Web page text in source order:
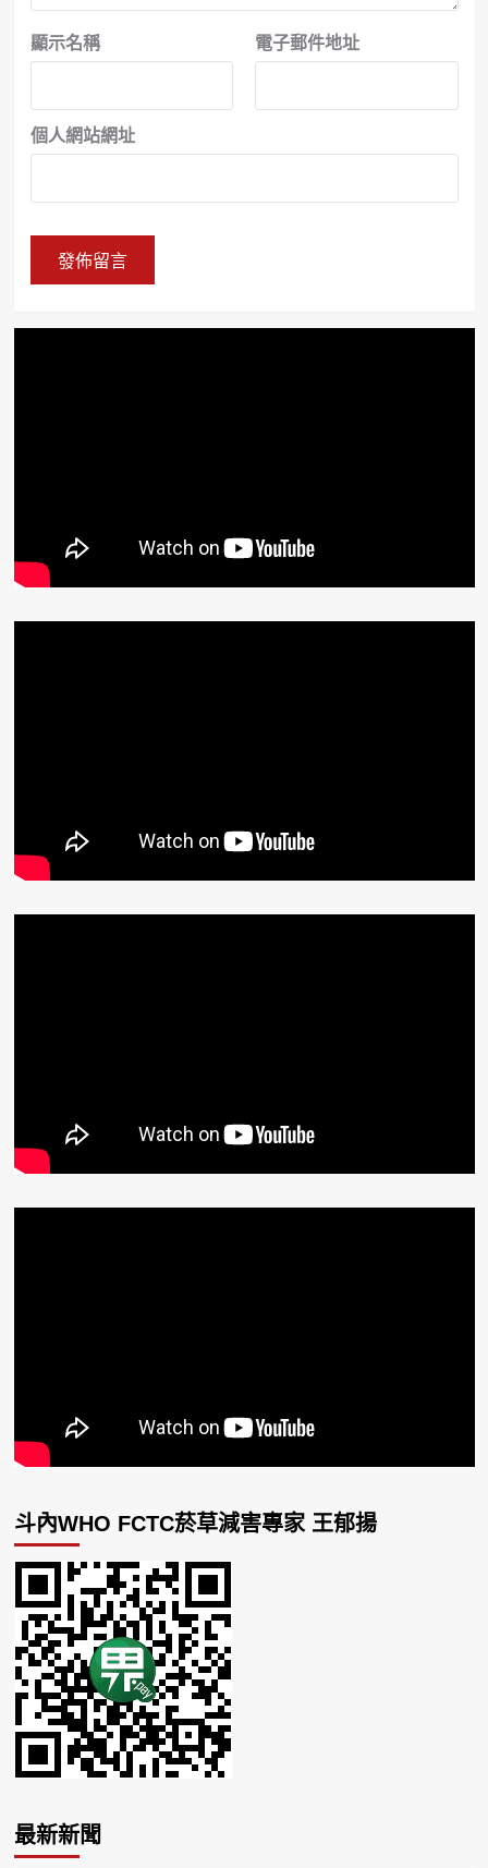
顯示名稱 電子郵件地址
個人網站網址
斗內WHO FCTC菸草減害專家 王郁揚
最新新聞